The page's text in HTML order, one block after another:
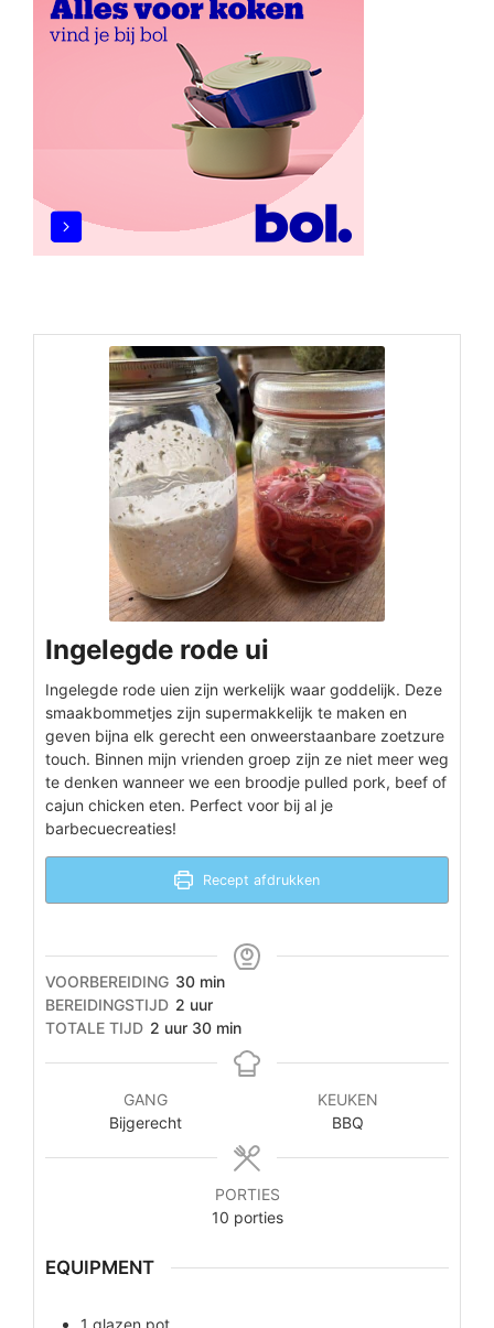
Ingelegde rode ui
Ingelegde rode uien zijn werkelijk waar goddelijk. Deze
smaakbommetjes zijn supermakkelijk te maken en
geven bijna elk gerecht een onweerstaanbare zoetzure
touch. Binnen mijn vrienden groep zijn ze niet meer weg
te denken wanneer we een broodje pulled pork, beef of
cajun chicken eten. Perfect voor bij al je
barbecuecreaties!
Recept afdrukken
VOORBEREIDING 30minuten
min
BEREIDINGSTIJD 2uur
uur
TOTALE TIJD 2uur
uur 30minuten
min
GANG
Bijgerecht
KEUKEN
BBQ
PORTIES
10 porties
EQUIPMENT